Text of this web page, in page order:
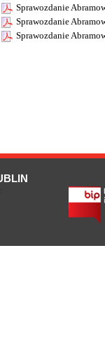
Sprawozdanie
Sprawozdanie
Sprawozdanie